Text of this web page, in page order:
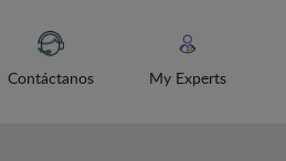
Contáctanos My Experts